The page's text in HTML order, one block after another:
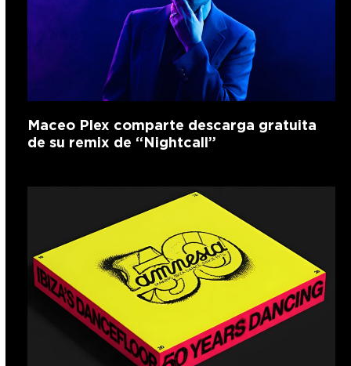
Maceo Plex comparte descarga gratuita
de su remix de “Nightcall”